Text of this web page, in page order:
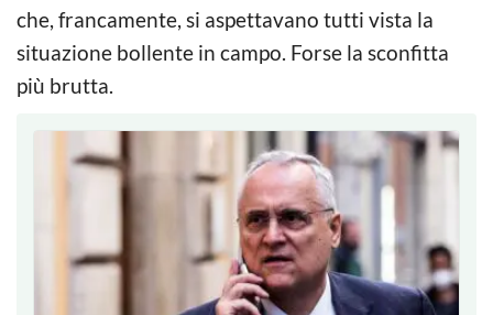
che, francamente, si aspettavano tutti vista la
situazione bollente in campo. Forse la sconfitta
più brutta.